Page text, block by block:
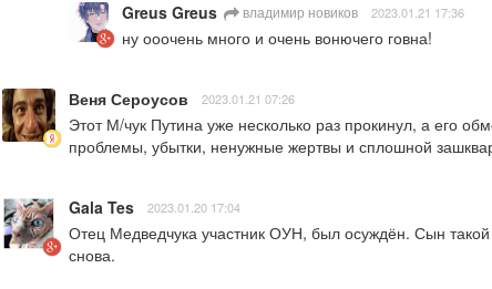
Greus Greus владимир новиков 2023.01.21 17:36
ну ооочень много и очень вонючего говна!
Веня Сероусов 2023.01.21 07:26
Этот М/чук Путина уже несколько раз прокинул, а его
проблемы, убытки, ненужные жертвы и сплошной
Gala Tes 2023.01.20 17:04
Отец Медведчука участник ОУН, был осуждён. Сын
снова.